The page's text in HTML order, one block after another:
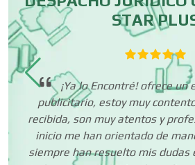
Centros de Nutrición
Centros Turísticos
Cerrajerías
STAR
¡Ya lo Encontré! ofrece un
publicitario, estoy muy
recibida, son muy atentos y
inicio me han orientado de
siempre han resuelto mis dudas